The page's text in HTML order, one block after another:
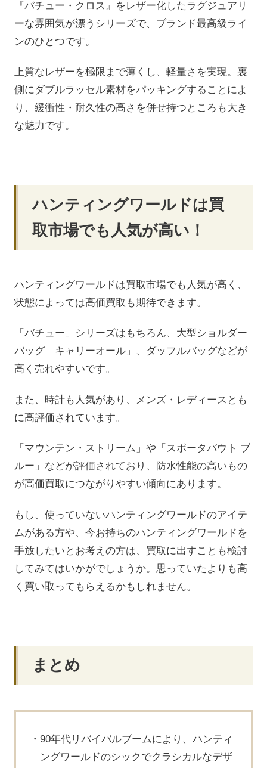
『バチュー・クロス』をレザー化したラグジュアリ
ーな雰囲気が漂うシリーズで、ブランド最高級ライ
ンのひとつです。
上質なレザーを極限まで薄くし、軽量さを実現。裏
側にダブルラッセル素材をパッキングすることによ
り、緩衝性・耐久性の高さを併せ持つところも大き
な魅力です。
ハンティングワールドは買
取市場でも人気が高い！
ハンティングワールドは買取市場でも人気が高く、
状態によっては高価買取も期待できます。
「バチュー」シリーズはもちろん、大型ショルダー
バッグ「キャリーオール」、ダッフルバッグなどが
高く売れやすいです。
また、時計も人気があり、メンズ・レディースとも
に高評価されています。
「マウンテン・ストリーム」や「スポータバウト ブ
ルー」などが評価されており、防水性能の高いもの
が高価買取につながりやすい傾向にあります。
もし、使っていないハンティングワールドのアイテ
ムがある方や、今お持ちのハンティングワールドを
手放したいとお考えの方は、買取に出すことも検討
してみてはいかがでしょうか。思っていたよりも高
く買い取ってもらえるかもしれません。
まとめ
90年代リバイバルブームにより、ハンティ
ングワールドのシックでクラシカルなデザ